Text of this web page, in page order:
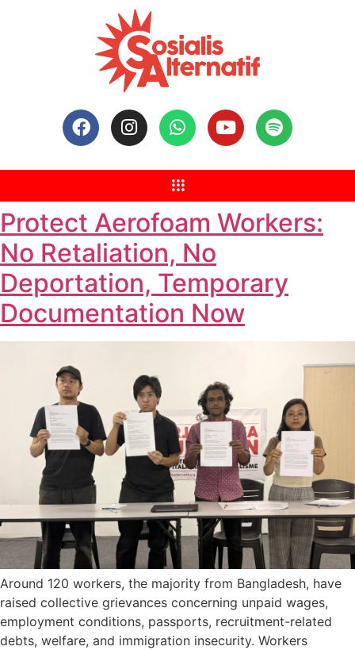
Protect Aerofoam Workers:
No Retaliation, No
Deportation, Temporary
Documentation Now
Around 120 workers, the majority from Bangladesh, have
raised collective grievances concerning unpaid wages,
employment conditions, passports, recruitment-related
debts, welfare, and immigration insecurity. Workers